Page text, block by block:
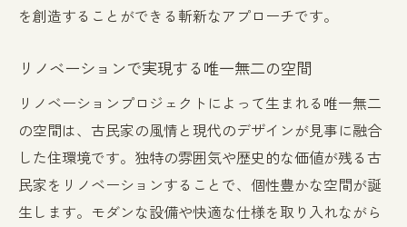
を創造することができる斬新なアプローチです。
リノベーションで実現する唯一無二の空間
リノベーションプロジェクトによって生まれる唯一無二
の空間は、古民家の風情と現代のデザインが見事に融合
した住環境です。独特の雰囲気や歴史的な価値が残る古
民家をリノベーションすることで、個性豊かな空間が誕
生します。モダンな設備や快適な仕様を取り入れながら